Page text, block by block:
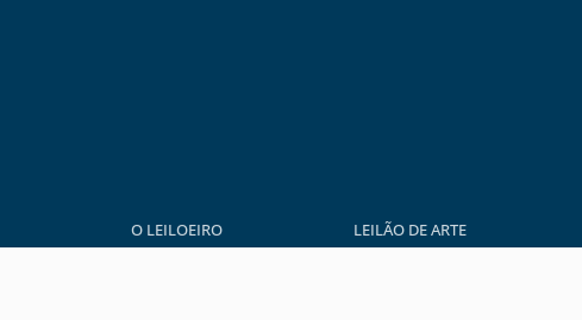
O LEILOEIRO LEILÃO DE ARTE